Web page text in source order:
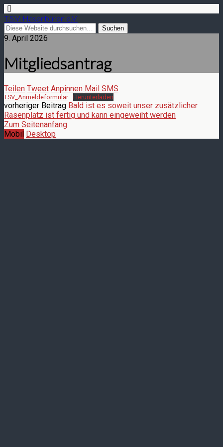
T.S.V. Hasenbüren e.V.
9. April 2026
Mitgliedsantrag
Teilen Tweet Anpinnen Mail SMS
TSV_Anmeldeformular Herunterladen
vorheriger Beitrag Bald ist es soweit unser zusätzlicher
Rasenplatz ist fertig und kann eingeweiht werden
Zum Seitenanfang
Mobil Desktop